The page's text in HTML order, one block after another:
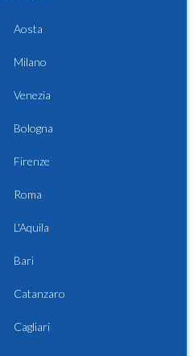
Aosta
Milano
Venezia
Bologna
Firenze
Roma
L'Aquila
Bari
Catanzaro
Cagliari